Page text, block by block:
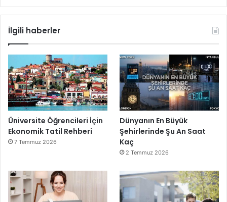
İlgili haberler
Üniversite Öğrencileri İçin
Ekonomik Tatil Rehberi
7 Temmuz 2026
Dünyanın En Büyük
Şehirlerinde Şu An Saat
Kaç
2 Temmuz 2026